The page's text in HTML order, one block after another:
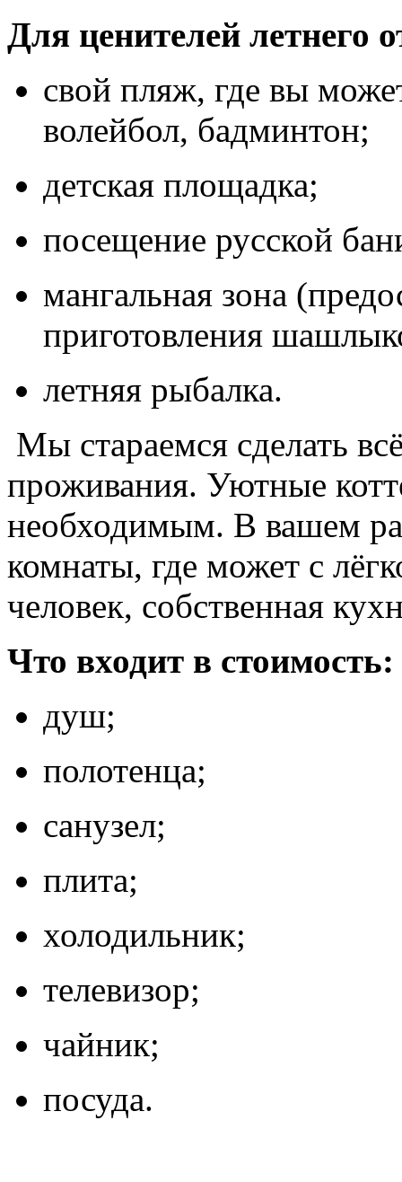
Для ценителей летнего
свой пляж, где вы
волейбол, бадминтон;
детская площадка;
посещение русской
мангальная зона
приготовления
летняя рыбалка.
Мы стараемся сделать
проживания. Уютные
необходимым. В вашем
комнаты, где может с
человек, собственная
Что входит в стоимость:
душ;
полотенца;
санузел;
плита;
холодильник;
телевизор;
чайник;
посуда.